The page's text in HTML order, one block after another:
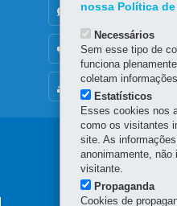
DENUNCIE CORRUPÇÃO
OUVIDORIA
Navegação
principal
nossa Política
Necessários
Sem esse tipo de
funciona
coletam
Estatísticos
Esses cookies nos
como os visitantes
site. As
anonimamente, não
visitante.
Propaganda
Cookies de